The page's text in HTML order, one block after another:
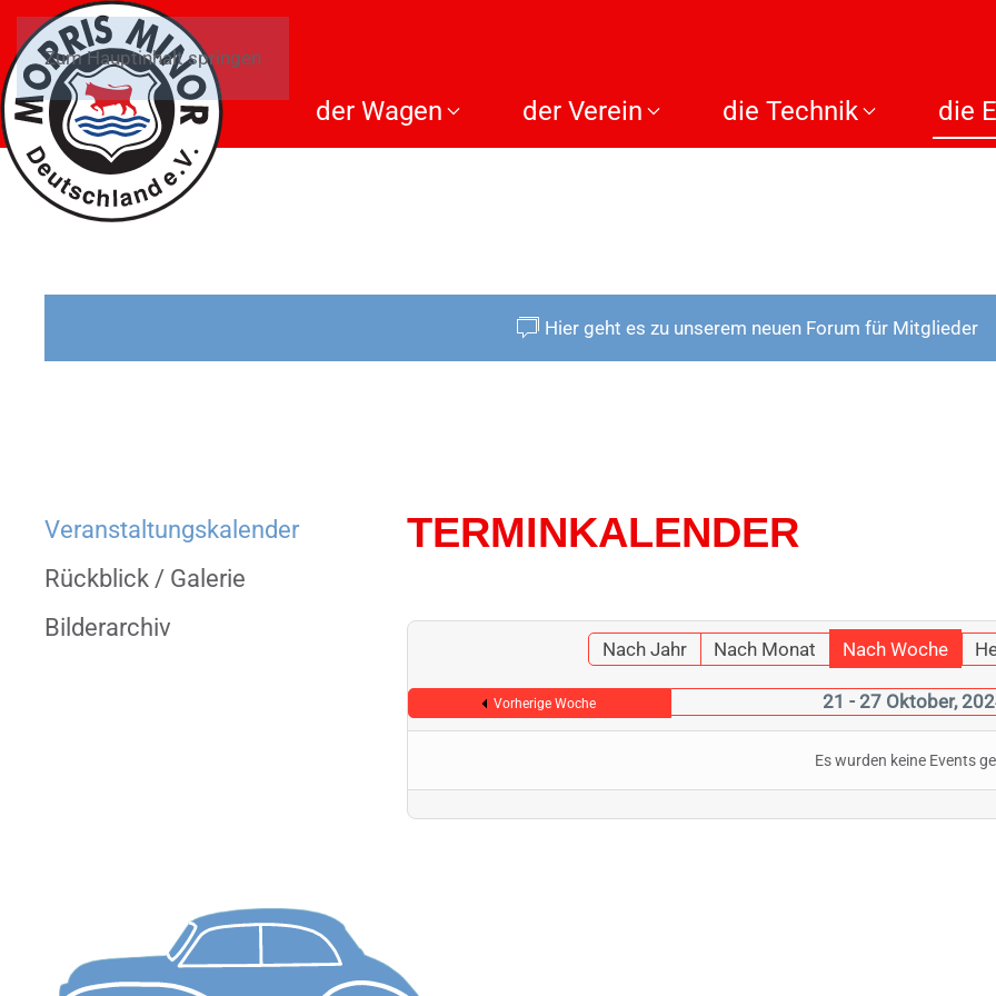
Zum Hauptinhalt springen
der Wagen der Verein die Technik die
Hier geht es zu unserem neuen Forum für Mitglieder
TERMINKALENDER
Nach Jahr Nach Monat Nach Woche
Vorherige Woche 21 - 27 Oktober,
Es wurden keine Events
Veranstaltungs­kalender
Rückblick / Galerie
Bilderarchiv